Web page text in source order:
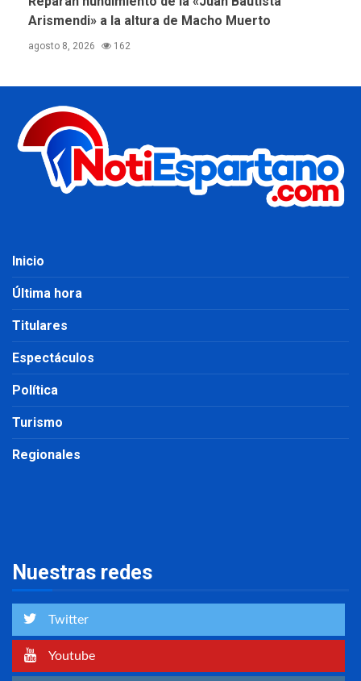
Arismendi» a la altura de Macho Muerto
agosto 8, 2026 162
Inicio
Última hora
Titulares
Espectáculos
Política
Turismo
Regionales
Nuestras redes
Twitter
Youtube